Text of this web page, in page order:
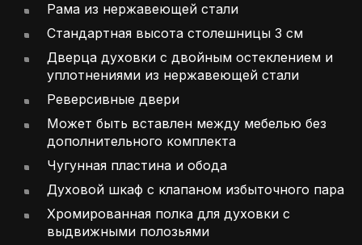
Рама из нержавеющей стали
Стандартная высота столешницы 3 см
Дверца духовки с двойным остеклением и
уплотнениями из нержавеющей стали
Реверсивные двери
Может быть вставлен между мебелью без
дополнительного комплекта
Чугунная пластина и обода
Духовой шкаф с клапаном избыточного пара
Хромированная полка для духовки с
выдвижными полозьями